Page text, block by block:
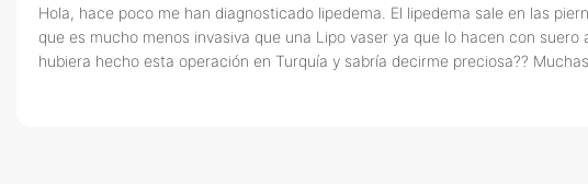
Hola, hace poco me han diagnosticado lipedema. El lipedema sale en las
que es mucho menos invasiva que una Lipo vaser ya que lo hacen con
hubiera hecho esta operación en Turquía y sabría decirme preciosa??